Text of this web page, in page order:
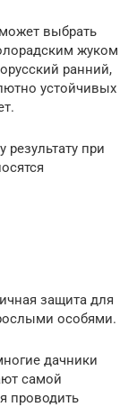
выбрать
жуком
ранний,
устойчивых
при
защита для
особями.
дачники
самой
проводить